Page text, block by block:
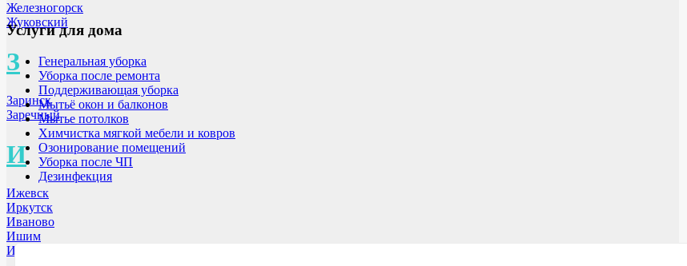
Железногорск
Жуковский
З
Заринск
Заречный
И
Ижевск
Иркутск
Иваново
Ишим
Искитим
Услуги для дома
Генеральная уборка
Уборка после ремонта
Поддерживающая уборка
Мытьё окон и балконов
Мытье потолков
Химчистка мягкой мебели и ковров
Озонирование помещений
Уборка после ЧП
Дезинфекция